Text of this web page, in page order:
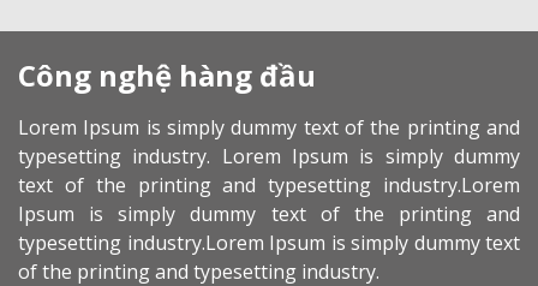
Công nghệ hàng đầu
Lorem Ipsum is simply dummy text of the printing and
typesetting industry. Lorem Ipsum is simply dummy
text of the printing and typesetting industry.Lorem
Ipsum is simply dummy text of the printing and
typesetting industry.Lorem Ipsum is simply dummy text
of the printing and typesetting industry.